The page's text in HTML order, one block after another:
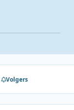
Volgers